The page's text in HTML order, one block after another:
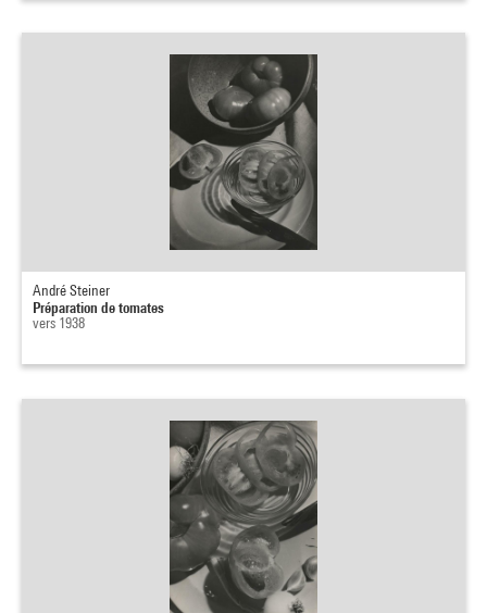
André Steiner
Préparation de tomates
vers 1938